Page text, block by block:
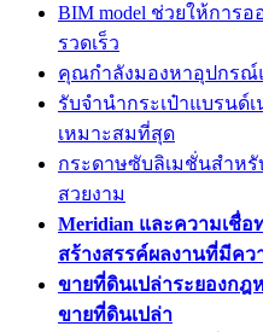
BIM model ช่วยให้การ
รวดเร็ว
คุณกำลังมองหาอุปกรณ์
รับจำนำกระเป๋าแบรนด์
เหมาะสมที่สุด
กระดาษซับลิเมชั่นสำห
สวยงาม
Meridian และความเชื่
สร้างสรรค์ผลงานที่มีคว
ขายที่ดินเปล่าระยองก
ขายที่ดินเปล่า